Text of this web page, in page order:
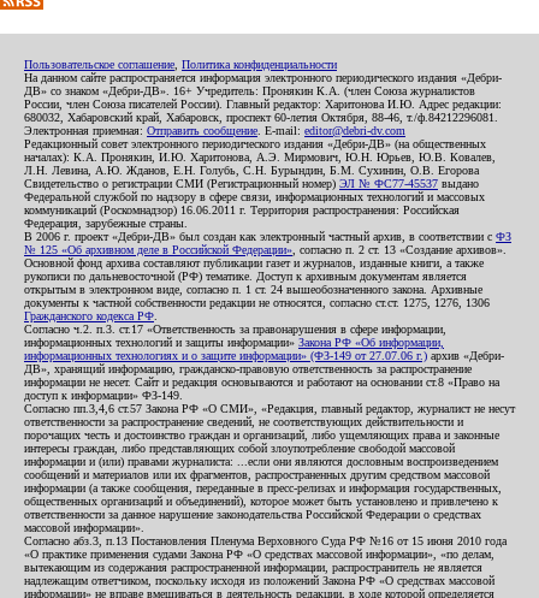
Пользовательское соглашение Политика конфиденциальности
На данном сайте распространяется информация электронного периодического издания «Дебри-
ДВ» со знаком «Дебри-ДВ». 16+ Учредитель: Пронякин К.А. (член Союза журналистов
России, член Союза писателей России). Главный редактор: Харитонова И.Ю. Адрес редакции:
680032, Хабаровский край, Хабаровск, проспект 60-летия Октября, 88-46, т./ф.84212296081.
Электронная приемная: Отправить сообщение . E-mail: editor@debri-dv.com
Редакционный совет электронного периодического издания «Дебри-ДВ» (на общественных
началах): К.А. Пронякин, И.Ю. Харитонова, А.Э. Мирмович, Ю.Н. Юрьев, Ю.В. Ковалев,
Л.Н. Левина, А.Ю. Жданов, Е.Н. Голубь, С.Н. Бурындин, Б.М. Сухинин, О.В. Егорова
Свидетельство о регистрации СМИ (Регистрационный номер) ЭЛ № ФС77-45537 выдано
Федеральной службой по надзору в сфере связи, информационных технологий и массовых
коммуникаций (Роскомнадзор) 16.06.2011 г. Территория распространения: Российская
Федерация, зарубежные страны.
В 2006 г. проект «Дебри-ДВ» был создан как электронный частный архив, в соответствии с ФЗ
№ 125 «Об архивном деле в Российской Федерации» , согласно п. 2 ст. 13 «Создание архивов».
Основной фонд архива составляют публикации газет и журналов, изданные книги, а также
рукописи по дальневосточной (РФ) тематике. Доступ к архивным документам является
открытым в электронном виде, согласно п. 1 ст. 24 вышеобозначенного закона. Архивные
документы к частной собственности редакции не относятся, согласно ст.ст. 1275, 1276, 1306
Гражданского кодекса РФ
Согласно ч.2. п.3. ст.17 «Ответственность за правонарушения в сфере информации,
информационных технологий и защиты информации» Закона РФ «Об информации,
информационных технологиях и о защите информации» (ФЗ-149 от 27.07.06 г.) архив «Дебри-
ДВ», хранящий информацию, гражданско-правовую ответственность за распространение
информации не несет. Сайт и редакция основываются и работают на основании ст.8 «Право на
доступ к информации» ФЗ-149.
Согласно пп.3,4,6 ст.57 Закона РФ «О СМИ», «Редакция, главный редактор, журналист не несут
ответственности за распространение сведений, не соответствующих действительности и
порочащих честь и достоинство граждан и организаций, либо ущемляющих права и законные
интересы граждан, либо представляющих собой злоупотребление свободой массовой
информации и (или) правами журналиста: ...если они являются дословным воспроизведением
сообщений и материалов или их фрагментов, распространенных другим средством массовой
информации (а также сообщения, переданные в пресс-релизах и информация государственных,
общественных организаций и объединений), которое может быть установлено и привлечено к
ответственности за данное нарушение законодательства Российской Федерации о средствах
массовой информации».
Согласно абз.3, п.13 Постановления Пленума Верховного Суда РФ №16 от 15 июня 2010 года
«О практике применения судами Закона РФ «О средствах массовой информации», «по делам,
вытекающим из содержания распространенной информации, распространитель не является
надлежащим ответчиком, поскольку исходя из положений Закона РФ «О средствах массовой
информации» не вправе вмешиваться в деятельность редакции, в ходе которой определяется